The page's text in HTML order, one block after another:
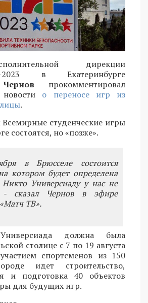
дирекции
2023 в Екатеринбурге
Чернов прокомментировал
о переносе игр из
.
студенческие игры
состоятся, но «позже».
в Брюсселе состоится
котором будет определена
Никто Универсиаду у нас не
- сказал Чернов в эфире
ТВ».
должна была
столице с 7 по 19 августа
спортсменов из 150
идет строительство,
и подготовка 40 объектов
для будущих игр.